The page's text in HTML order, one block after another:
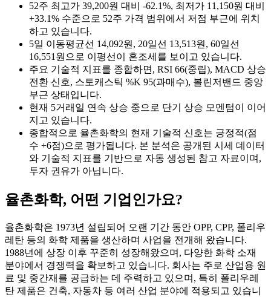
52주 최고가 39,200원 대비 -62.1%, 최저가 11,150원 대비
+33.1% 수준으로 52주 가격 범위에서 저점 부근에 위치
하고 있습니다.
5일 이동평균선 14,092원, 20일선 13,513원, 60일선
16,551원으로 이평선이 혼조세를 보이고 있습니다.
주요 기술적 지표를 종합하면, RSI 66(중립), MACD 상승
전환 신호, 스토캐스틱 %K 95(과매수), 볼린저밴드 중앙
부근 상태입니다.
현재 5거래일 연속 상승 중으로 단기 상승 모멘텀이 이어
지고 있습니다.
종합적으로 율촌화학의 현재 기술적 신호는 긍정적(점
수 +6점)으로 평가됩니다. 본 분석은 공개된 시세 데이터
와 기술적 지표를 기반으로 자동 생성된 참고 자료이며,
투자 권유가 아닙니다.
율촌화학, 어떤 기업인가요?
율촌화학은 1973년 설립되어 오랜 기간 동안 OPP, CPP, 폴리우
레탄 등의 화학 제품을 생산하며 사업을 전개해 왔습니다.
1988년에 상장 이후 꾸준히 성장해왔으며, 다양한 화학 소재
분야에서 경쟁력을 확보하고 있습니다. 회사는 주로 산업용 원
료 및 중간재를 공급하는 데 주력하고 있으며, 특히 폴리우레
탄 제품은 건축, 자동차 등 여러 산업 분야에 적용되고 있습니